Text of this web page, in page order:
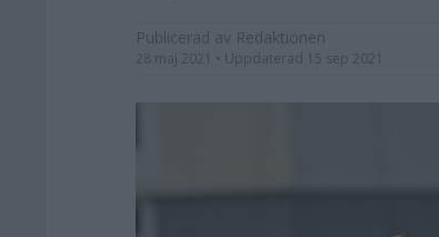
Publicerad av Redaktionen
28 maj 2021 • Uppdaterad 15 sep 2021